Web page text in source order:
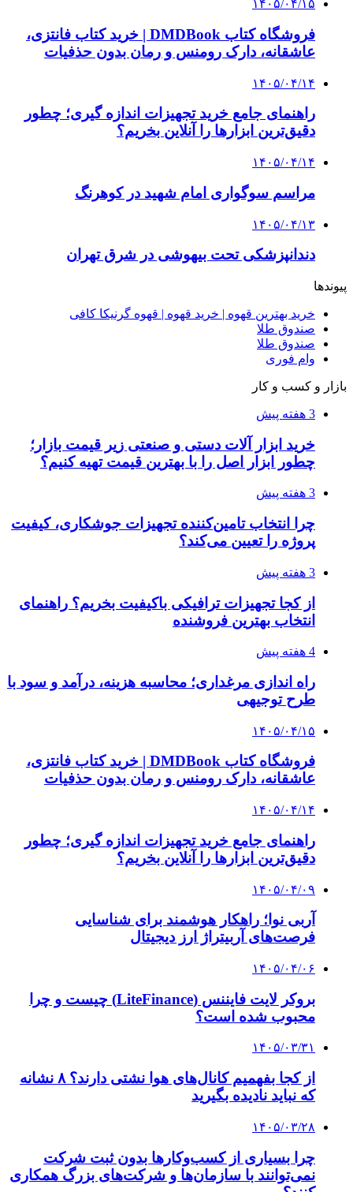
چرا انتخاب تامین‌کننده تجهیزات جوشکاری، کیفیت
از کجا تجهیزات ترافیکی باکیفیت بخریم؟ راهنمای
طرح توجیهی
۱۴۰۵/۰۴/۱۵
عاشقانه، دارک رومنس و رمان بدون حذفیات
۱۴۰۵/۰۴/۱۴
دقیق‌ترین ابزارها را آنلاین بخریم؟
۱۴۰۵/۰۴/۰۹
آربی نوا؛ راهکار هوشمند برای شناسایی
فرصت‌های آربیتراژ ارز دیجیتال
۱۴۰۵/۰۴/۰۶
بروکر لایت فایننس (LiteFinance) چیست و چرا
محبوب شده است؟
۱۴۰۵/۰۳/۳۱
از کجا بفهمیم کانال‌های هوا نشتی دارند؟ ۸ نشانه
که نباید نادیده بگیرید
۱۴۰۵/۰۳/۲۸
چرا بسیاری از کسب‌وکارها بدون ثبت شرکت
نمی‌توانند با سازمان‌ها و شرکت‌های بزرگ همکاری
کنند؟
پیشنهاد سردبیر
۱۴۰۳/۱۱/۱۷
مذاکرات هسته‌ای ایران و آمریکا در مسقط آغاز
شد
۱۴۰۳/۱۱/۱۶
آتش اپستین دامن نخست وزیر انگلیس را هم گرفت
۱۴۰۳/۱۱/۱۳
| کوچک‌ترین خطا، دست ما را برای اقدام باز خواهد
کرد | دنیا چهره متفاوت ایرانِ قوی را خواهد دید
۱۴۰۳/۱۱/۱۱
توقیف ۱۰۵,۶۰۰,۰۰۰,۰۰۰,۰۰۰ تتر بابک زنجانی
۱۴۰۳/۱۱/۱۰
دکمه بازگشت به بالا